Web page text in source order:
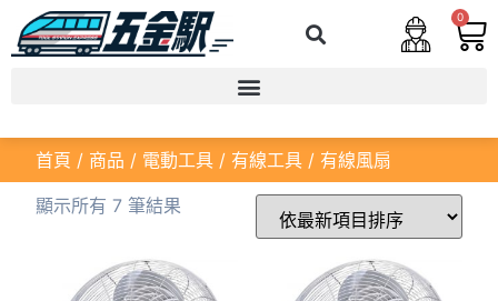
0
首頁 / 商品 / 電動工具 / 有線工具 / 有線風扇
顯示所有 7 筆結果